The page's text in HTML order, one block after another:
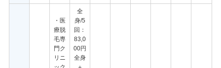
・医
療脱
毛専
門ク
リニ
全
身/5
回：
83,0
00円
全身